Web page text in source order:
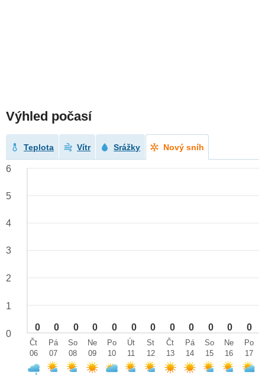
Výhled počasí
Teplota Vítr Srážky Nový sníh
0 0 0 0 0 0 0 0 0 0 0 0
6
5
4
3
2
1
0
Čt
06
Pá
07
So
08
Ne
09
Po
10
Út
11
St
12
Čt
13
Pá
14
So
15
Ne
16
Po
17